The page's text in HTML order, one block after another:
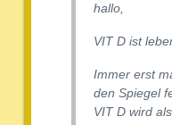
hallo,
VIT D ist
Immer erst
den Spiegel
VIT D wird